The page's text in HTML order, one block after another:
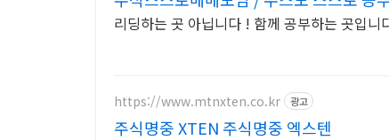
리딩하는 곳 아닙니다 ! 함께 공부하는 곳입
https://www.mtnxten.co.kr 광고
주식명중 XTEN 주식명중 엑스텐